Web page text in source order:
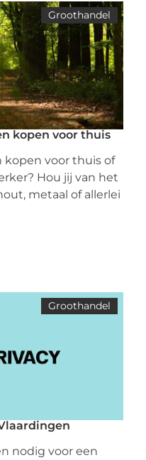
Groothandel
kopen voor thuis
kopen voor thuis of
Hou jij van het
metaal of allerlei
Groothandel
nodig voor een